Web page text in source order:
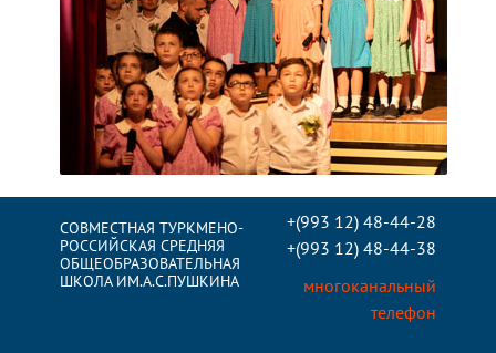
СОВМЕСТНАЯ ТУРКМЕНО-
РОССИЙСКАЯ СРЕДНЯЯ
ОБЩЕОБРАЗОВАТЕЛЬНАЯ
ШКОЛА ИМ.А.С.ПУШКИНА
+(993 12) 48-44-28
+(993 12) 48-44-38
многоканальный
телефон